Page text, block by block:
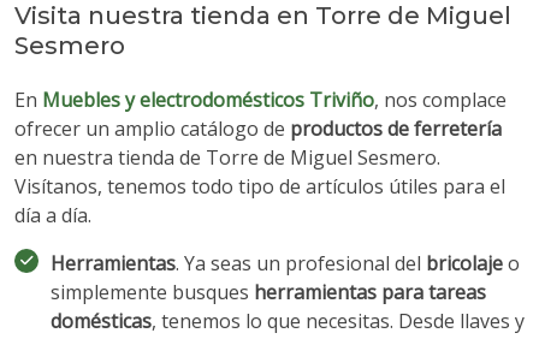
Visita nuestra tienda en Torre de Miguel
Sesmero
En Muebles y electrodomésticos Triviño, nos complace
ofrecer un amplio catálogo de productos de ferretería
en nuestra tienda de Torre de Miguel Sesmero.
Visítanos, tenemos todo tipo de artículos útiles para el
día a día.
Herramientas. Ya seas un profesional del bricolajeo
simplemente busques herramientas para tareas
domésticas, tenemos lo que necesitas. Desde llaves y